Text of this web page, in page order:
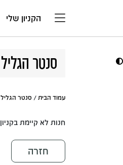
הקניון שלי
סנטר הגליל
עמוד הבית / סנטר הגליל
חנות לא קיימת בקניון
חזרה